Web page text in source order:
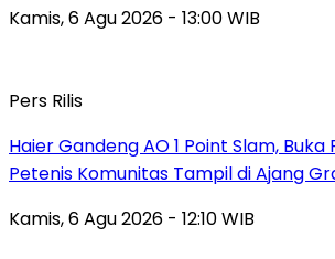
Kamis, 6 Agu 2026 - 13:00 WIB
Pers Rilis
Haier Gandeng AO 1 Point Slam, Buka
Petenis Komunitas Tampil di Ajang
Kamis, 6 Agu 2026 - 12:10 WIB